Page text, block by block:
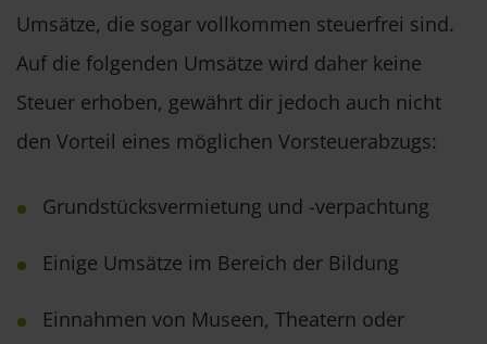
Umsätze, die sogar vollkommen steuerfrei sind.
Auf die folgenden Umsätze wird daher keine
Steuer erhoben, gewährt dir jedoch auch nicht
den Vorteil eines möglichen Vorsteuerabzugs:
Grundstücksvermietung und -verpachtung
Einige Umsätze im Bereich der Bildung
Einnahmen von Museen, Theatern oder